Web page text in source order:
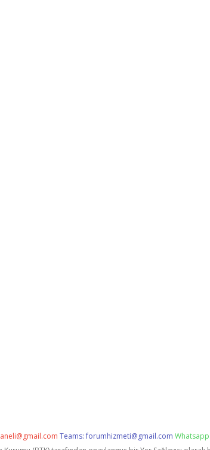
Teams:forumhizmeti@gmail.com